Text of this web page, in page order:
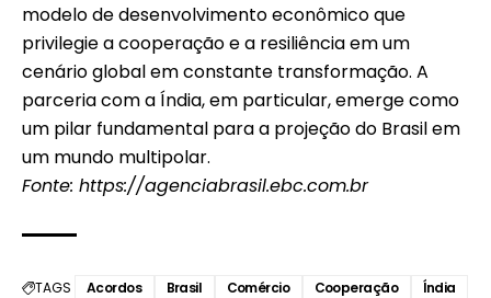
modelo de desenvolvimento econômico que
privilegie a cooperação e a resiliência em um
cenário global em constante transformação. A
parceria com a Índia, em particular, emerge como
um pilar fundamental para a projeção do Brasil em
um mundo multipolar.
Fonte: https://agenciabrasil.ebc.com.br
TAGS Acordos Brasil Comércio Cooperação Índia